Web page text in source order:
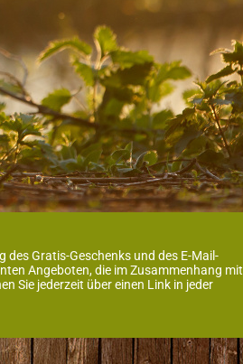
des Gratis-Geschenks und des E-Mail-
Angeboten, die im Zusammenhang mit
Sie jederzeit über einen Link in jeder